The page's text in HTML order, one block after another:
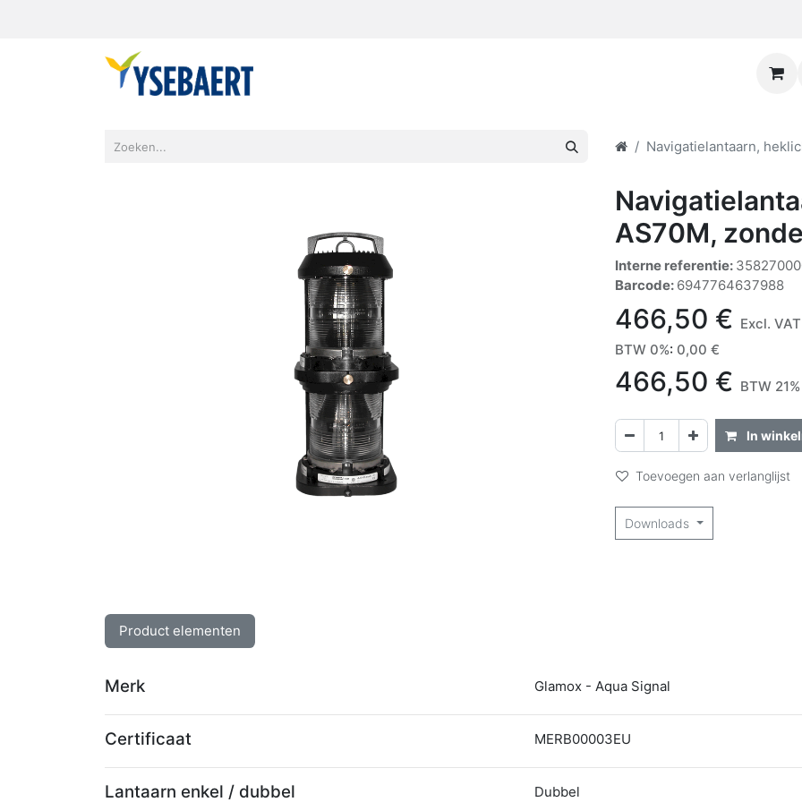
Navigatielantaarn,
AS70M,
Interne referentie:
Barcode: 6947764637988
466,50 € Excl. VAT
BTW 0%: 0,00 €
466,50 € BTW
In
Toevoegen aan verlanglijst
Downloads
Product elementen
Merk Glamox - Aqua Signal
Certificaat MERB00003EU
Lantaarn enkel / dubbel Dubbel